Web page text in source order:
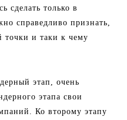
сделать только в
справедливо признать,
точки и таки к чему
этап, очень
этапа свои
Ко второму этапу